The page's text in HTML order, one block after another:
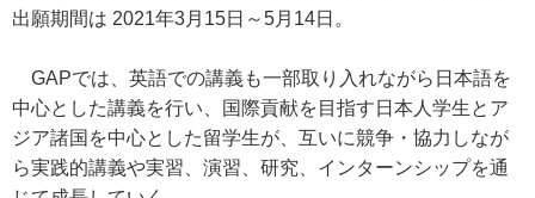
出願期間は 2021年3月15日～5月14日。
GAPでは、英語での講義も一部取り入れながら日本語を
中心とした講義を行い、国際貢献を目指す日本人学生とア
ジア諸国を中心とした留学生が、互いに競争・協力しなが
ら実践的講義や実習、演習、研究、インターンシップを通